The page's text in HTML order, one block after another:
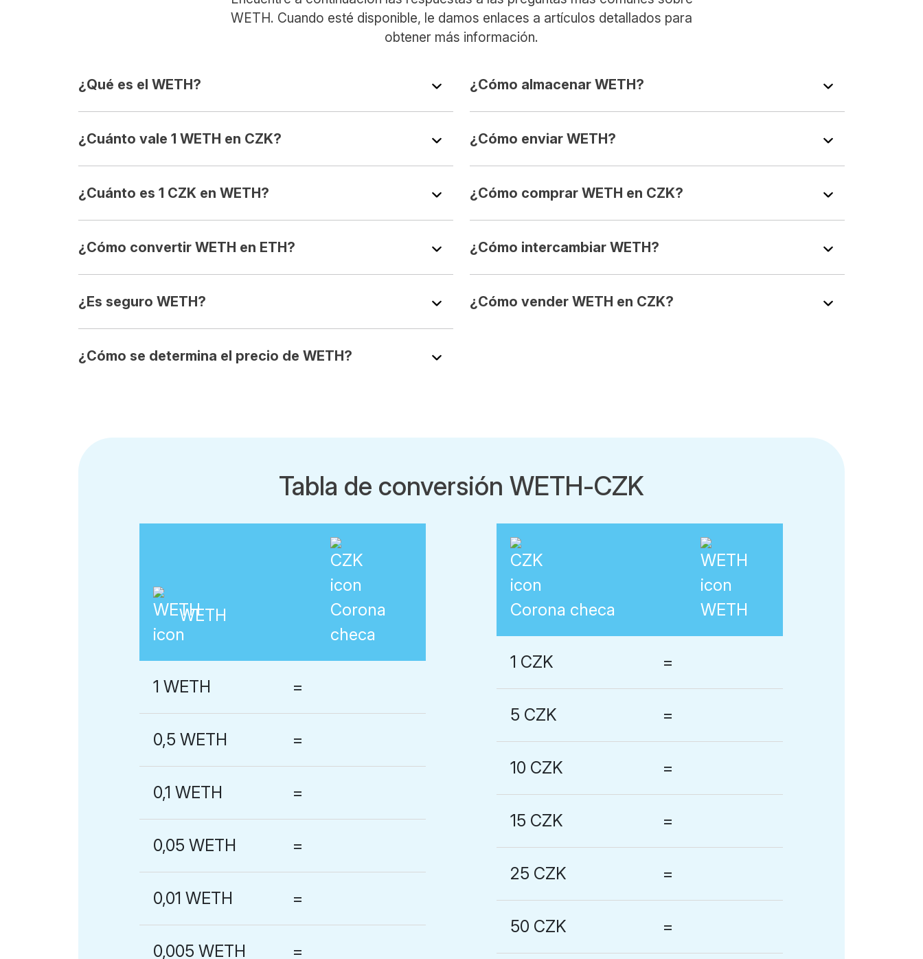
WETH. Cuando esté disponible, le damos enlaces a artículos detallados para
obtener más información.
¿Qué es el WETH?
¿Cuánto vale 1 WETH en CZK?
¿Cuánto es 1 CZK en WETH?
¿Cómo convertir WETH en ETH?
¿Es seguro WETH?
¿Cómo se determina el precio de WETH?
¿Cómo almacenar WETH?
¿Cómo enviar WETH?
¿Cómo comprar WETH en CZK?
¿Cómo intercambiar WETH?
¿Cómo vender WETH en CZK?
Tabla de conversión WETH-CZK
WETH
Corona
checa
1 WETH =
0,5 WETH =
0,1 WETH =
0,05 WETH =
0,01 WETH =
0,005 WETH =
Corona checa WETH
1 CZK =
5 CZK =
10 CZK =
15 CZK =
25 CZK =
50 CZK =